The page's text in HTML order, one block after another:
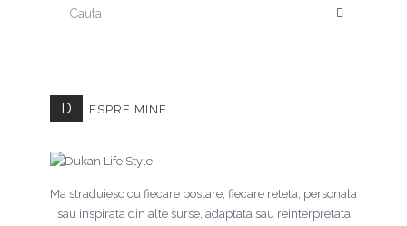
D ESPRE MINE
Ma straduiesc cu fiecare postare, fiecare reteta, personala
sau inspirata din alte surse, adaptata sau reinterpretata